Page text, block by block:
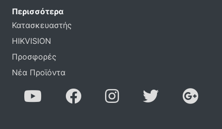
Περισσότερα
Κατασκευαστής
HIKVISION
Προσφορές
Νέα Προϊόντα